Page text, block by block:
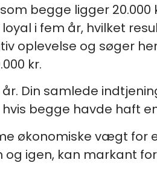
begge ligger 20.000
i fem år, hvilket
oplevelse og søger
kr.
Din samlede
begge havde haft
økonomiske vægt for
igen, kan markant